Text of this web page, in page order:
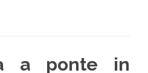
a ponte in